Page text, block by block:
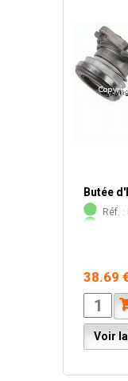
Butée
Réf. :
38.69
Voir